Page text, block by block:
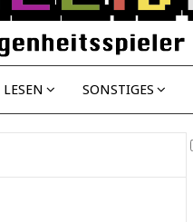
LESEN SONSTIGES